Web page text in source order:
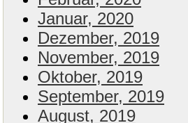
Januar, 2020
Dezember, 2019
November, 2019
Oktober, 2019
September, 2019
August, 2019